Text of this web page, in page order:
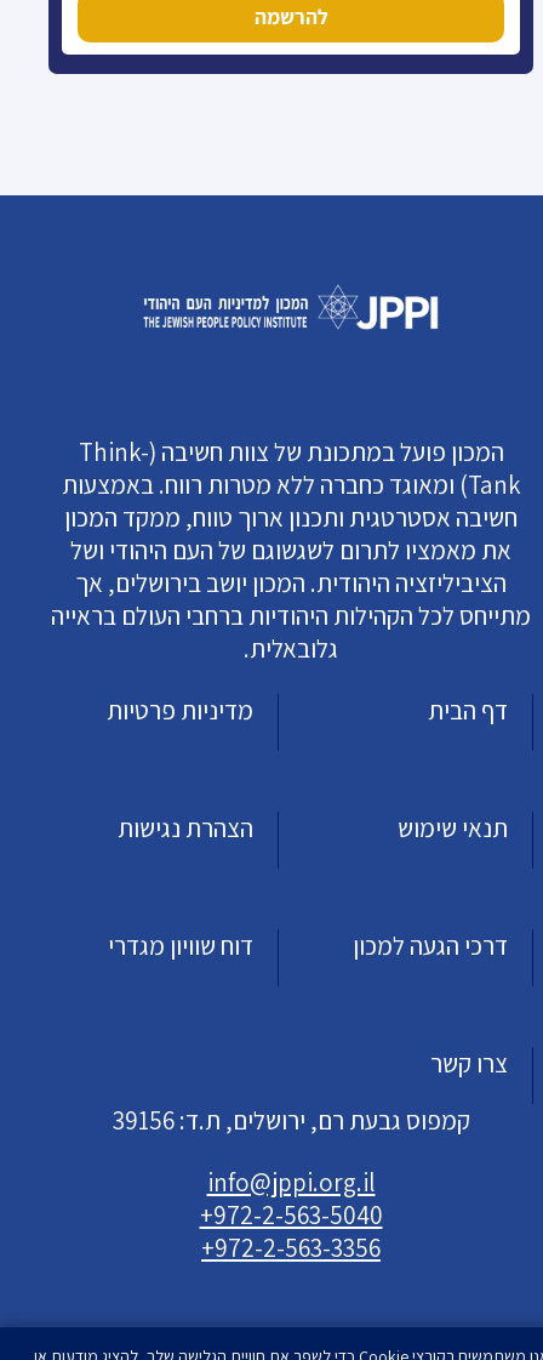
להרשמה
המכון פועל במתכונת של צוות חשיבה (Think-
Tank) ומאוגד כחברה ללא מטרות רווח. באמצעות
חשיבה אסטרטגית ותכנון ארוך טווח, ממקד המכון
את מאמציו לתרום לשגשוגם של העם היהודי ושל
הציביליזציה היהודית. המכון יושב בירושלים, אך
מתייחס לכל הקהילות היהודיות ברחבי העולם בראייה
גלובאלית.
דף הבית
מדיניות פרטיות
תנאי שימוש הצהרת נגישות
דרכי הגעה למכון דוח שוויון מגדרי
צרו קשר
קמפוס גבעת רם, ירושלים, ת.ד: 39156
info@jppi.org.il
+972-2-563-5040
+972-2-563-3356